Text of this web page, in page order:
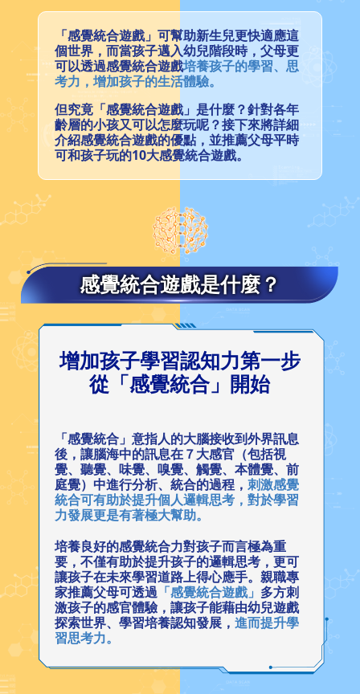
「感覺統合遊戲」可幫助新生兒更快適應這
個世界，而當孩子邁入幼兒階段時，父母更
可以透過感覺統合遊戲培養孩子的學習、思
考力，增加孩子的生活體驗。
但究竟「感覺統合遊戲」是什麼？針對各年
齡層的小孩又可以怎麼玩呢？接下來將詳細
介紹感覺統合遊戲的優點，並推薦父母平時
可和孩子玩的10大感覺統合遊戲。
感覺統合遊戲是什麼？
增加孩子學習認知力第一步
從「感覺統合」開始
「感覺統合」意指人的大腦接收到外界訊息
後，讓腦海中的訊息在７大感官（包括視
覺、聽覺、味覺、嗅覺、觸覺、本體覺、前
庭覺）中進行分析、統合的過程， 刺激感覺
統合可有助於提升個人邏輯思考，對於學習
力發展更是有著極大幫助。
培養良好的感覺統合力對孩子而言極為重
要，不僅有助於提升孩子的邏輯思考，更可
讓孩子在未來學習道路上得心應手。親職專
家推薦父母可透過 「感覺統合遊戲」 多方刺
激孩子的感官體驗，讓孩子能藉由幼兒遊戲
探索世界、學習培養認知發展， 進而提升學
習思考力。